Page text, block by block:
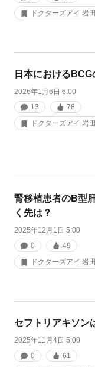
ドクターズアイ 岩
日本におけるBCG
2026年1月6日 6:00
13
78
ドクターズアイ 岩
腎移植患者のB型
く先は？
2025年12月1日 5:00
0
49
ドクターズアイ 岩
セフトリアキソン
2025年11月4日 5:00
0
61